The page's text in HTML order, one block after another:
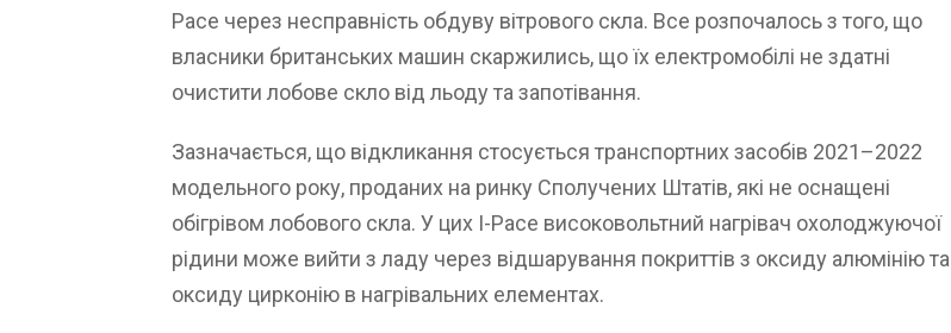
Pace через несправність обдуву вітрового скла. Все розпочалось з того, що
власники британських машин скаржились, що їх електромобілі не здатні
очистити лобове скло від льоду та запотівання.
Зазначається, що відкликання стосується транспортних засобів 2021–2022
модельного року, проданих на ринку Сполучених Штатів, які не оснащені
обігрівом лобового скла. У цих I-Pace високовольтний нагрівач охолоджуючої
рідини може вийти з ладу через відшарування покриттів з оксиду алюмінію та
оксиду цирконію в нагрівальних елементах.